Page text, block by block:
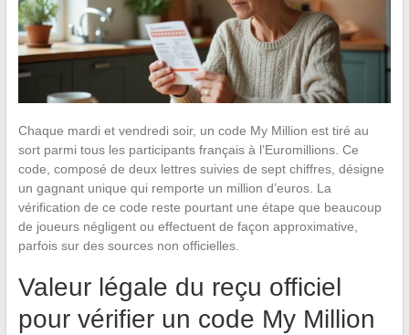
Chaque mardi et vendredi soir, un code My Million est tiré au
sort parmi tous les participants français à l’Euromillions. Ce
code, composé de deux lettres suivies de sept chiffres, désigne
un gagnant unique qui remporte un million d’euros. La
vérification de ce code reste pourtant une étape que beaucoup
de joueurs négligent ou effectuent de façon approximative,
parfois sur des sources non officielles.
Valeur légale du reçu officiel
pour vérifier un code My Million